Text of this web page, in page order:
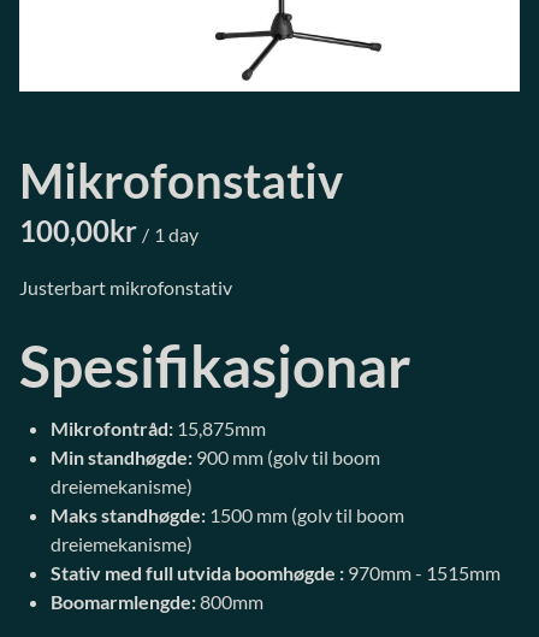
Mikrofonstativ
/
Justerbart mikrofonstativ
Spesifikasjonar
Mikrofontråd: 15,875mm
Min standhøgde: 900 mm (golv til boom
dreiemekanisme)
Maks standhøgde: 1500 mm (golv til boom
dreiemekanisme)
Stativ med full utvida boomhøgde : 970mm - 1515mm
Boomarmlengde:800mm